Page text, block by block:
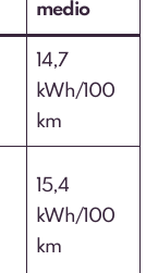
medio
14,7
kWh/100
km
15,4
kWh/100
km